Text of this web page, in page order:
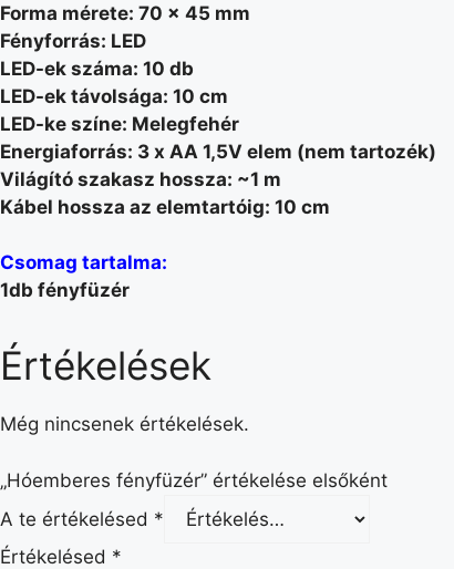
Forma mérete: 70 x 45 mm
Fényforrás: LED
LED-ek száma: 10 db
LED-ek távolsága: 10 cm
LED-ke színe: Melegfehér
Energiaforrás: 3 x AA 1,5V elem (nem tartozék)
Világító szakasz hossza: ~1 m
Kábel hossza az elemtartóig: 10 cm
Csomag tartalma:
1db fényfüzér
Értékelések
Még nincsenek értékelések.
„Hóemberes fényfüzér” értékelése elsőként
A te értékelésed *
Értékelésed *